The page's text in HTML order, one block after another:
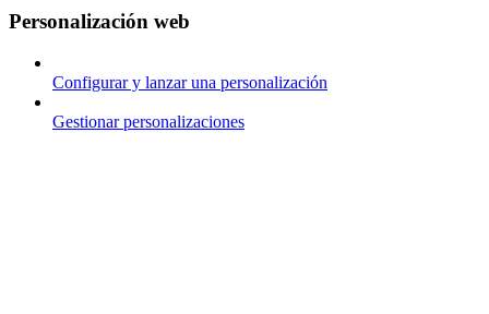
Personalización web
Configurar y lanzar una personalización
Gestionar personalizaciones